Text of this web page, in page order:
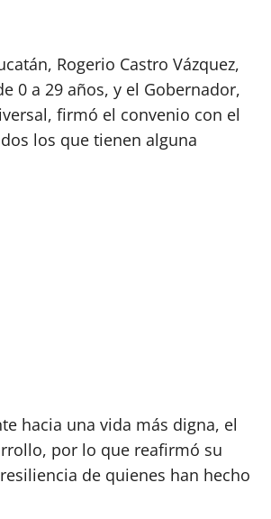
Rogerio Castro Vázquez,
0 a 29 años, y el Gobernador,
firmó el convenio con el
los que tienen alguna
hacia una vida más digna, el
por lo que reafirmó su
de quienes han hecho